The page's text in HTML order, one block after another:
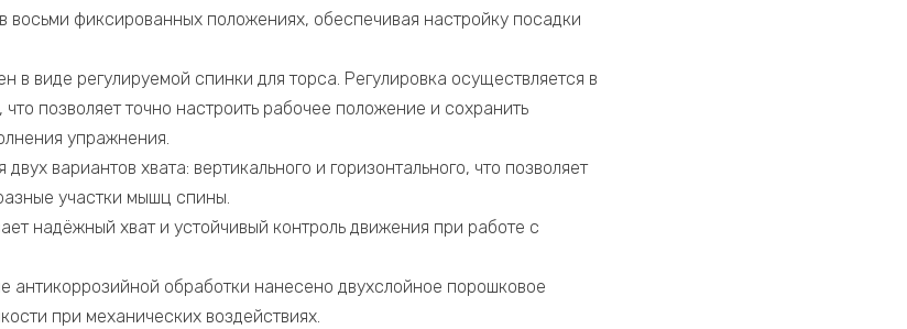
восьми фиксированных положениях, обеспечивая настройку посадки
в виде регулируемой спинки для торса. Регулировка осуществляется в
позволяет точно настроить рабочее положение и сохранить
упражнения.
вариантов хвата: вертикального и горизонтального, что позволяет
участки мышц спины.
надёжный хват и устойчивый контроль движения при работе с
антикоррозийной обработки нанесено двухслойное порошковое
при механических воздействиях.